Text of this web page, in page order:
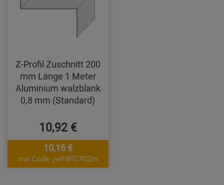
Z-Profil Zuschnitt 200
mm Länge 1 Meter
Aluminium walzblank
0,8 mm (Standard)
10,92 €
10,16 €
mit Code: jwY4FC7G2m